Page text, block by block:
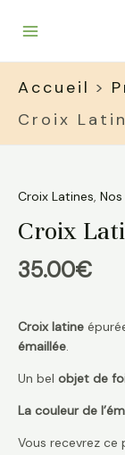
Accueil
Croix
Croix Latines,
Croix
35.00€
Croix latine
émaillée.
Un bel objet de
La couleur de
Vous recevrez ce
Croix
Moutarde
Fil